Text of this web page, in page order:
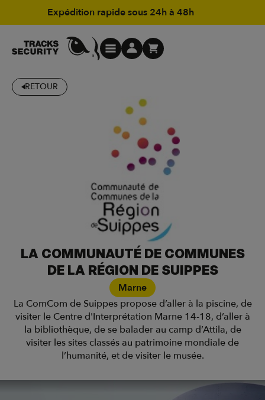
Expédition rapide sous 24h à 48h
RETOUR
LA COMMUNAUTÉ DE COMMUNES
DE LA RÉGION DE SUIPPES
Marne
La ComCom de Suippes propose d’aller à la piscine, de
visiter le Centre d'Interprétation Marne 14-18, d’aller à
la bibliothèque, de se balader au camp d’Attila, de
visiter les sites classés au patrimoine mondiale de
l’humanité, et de visiter le musée.